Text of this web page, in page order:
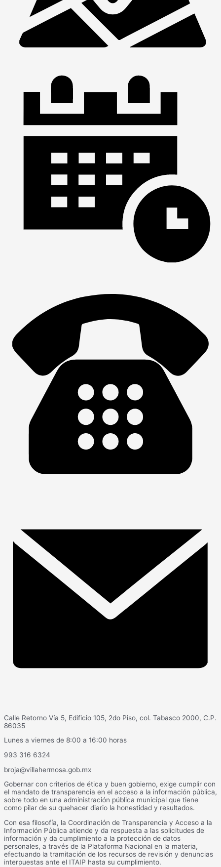
Calle Retorno Vía 5, Edificio 105, 2do Piso, col. Tabasco 2000, C.P.
86035
Lunes a viernes de 8:00 a 16:00 horas
993 316 6324
broja@villahermosa.gob.mx
Gobernar con criterios de ética y buen gobierno, exige cumplir con
el mandato de transparencia en el acceso a la información pública,
sobre todo en una administración pública municipal que tiene
como pilar de su quehacer diario la honestidad y resultados.
Con esa filosofía, la Coordinación de Transparencia y Acceso a la
Información Pública atiende y da respuesta a las solicitudes de
información y da cumplimiento a la protección de datos
personales, a través de la Plataforma Nacional en la materia,
efectuando la tramitación de los recursos de revisión y denuncias
interpuestas ante el ITAIP hasta su cumplimiento.